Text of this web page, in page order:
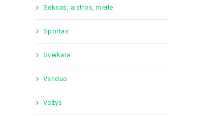
Seksas, aistros, meilė
Sportas
Sveikata
Vanduo
Vėžys